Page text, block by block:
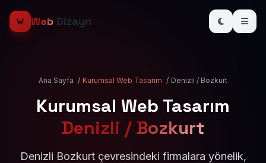
Web Dizayn
Ana Sayfa / Kurumsal Web Tasarım / Denizli / Bozkurt
Kurumsal Web Tasarım
Denizli / Bozkurt
Denizli Bozkurt çevresindeki firmalara yönelik,